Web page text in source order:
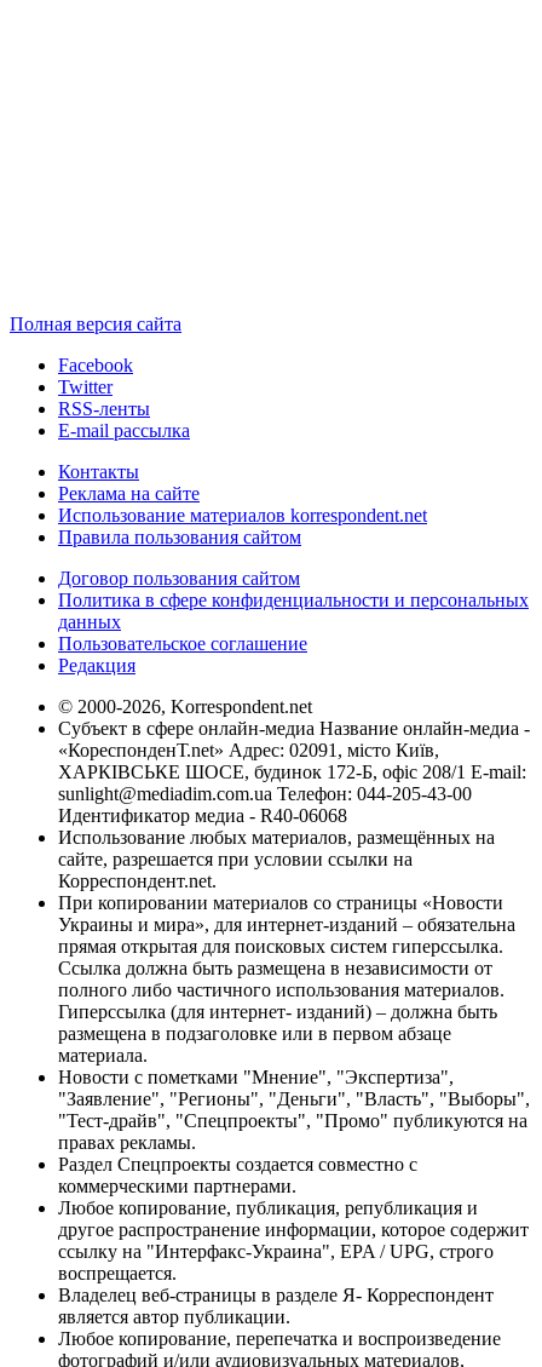
Полная версия сайта
Facebook
Twitter
RSS-ленты
E-mail рассылка
Контакты
Реклама на сайте
Использование материалов korrespondent.net
Правила пользования сайтом
Договор пользования сайтом
Политика в сфере конфиденциальности и персональных
данных
Пользовательское соглашение
Редакция
© 2000-2026, Korrespondent.net
Субъект в сфере онлайн-медиа Название онлайн-медиа -
«КореспонденТ.net» Адрес: 02091, місто Київ,
ХАРКІВСЬКЕ ШОСЕ, будинок 172-Б, офіс 208/1 E-mail:
sunlight@mediadim.com.ua Телефон: 044-205-43-00
Идентификатор медиа - R40-06068
Использование любых материалов, размещённых на
сайте, разрешается при условии ссылки на
Корреспондент.net.
При копировании материалов со страницы «Новости
Украины и мира», для интернет-изданий – обязательна
прямая открытая для поисковых систем гиперссылка.
Ссылка должна быть размещена в независимости от
полного либо частичного использования материалов.
Гиперссылка (для интернет- изданий) – должна быть
размещена в подзаголовке или в первом абзаце
материала.
Новости с пометками "Мнение", "Экспертиза",
"Заявление", "Регионы", "Деньги", "Власть", "Выборы",
"Тест-драйв", "Спецпроекты", "Промо" публикуются на
правах рекламы.
Раздел Спецпроекты создается совместно с
коммерческими партнерами.
Любое копирование, публикация, републикация и
другое распространение информации, которое содержит
ссылку на "Интерфакс-Украина", EPA / UPG, строго
воспрещается.
Владелец веб-страницы в разделе Я- Корреспондент
является автор публикации.
Любое копирование, перепечатка и воспроизведение
фотографий и/или аудиовизуальных материалов,